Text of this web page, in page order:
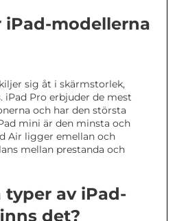
iPad-modellerna
sig åt i skärmstorlek,
iPad Pro erbjuder de mest
och har den största
mini är den minsta och
Air ligger emellan och
mellan prestanda och
av iPad-
det?